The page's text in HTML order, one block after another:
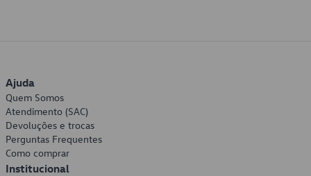
Ajuda
Quem Somos
Atendimento (SAC)
Devoluções e trocas
Perguntas Frequentes
Como comprar
Institucional